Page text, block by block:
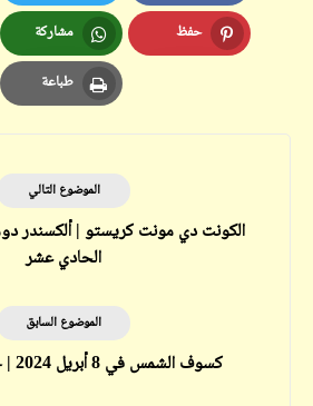
Facebook
Twitter
حفظ
Pinterest
مشاركة
Whatsapp
طباعة
Print
الموضوع التالي
الكونت دي مونت كريستو | ألكسندر
الحادي عشر
الموضوع السابق
كسوف الشمس في 8 أبريل 2024 | حقائق وأكاذيب